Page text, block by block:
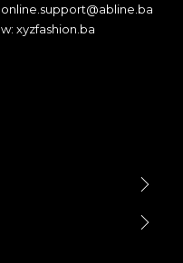
online.support@abline.ba
w: xyzfashion.ba